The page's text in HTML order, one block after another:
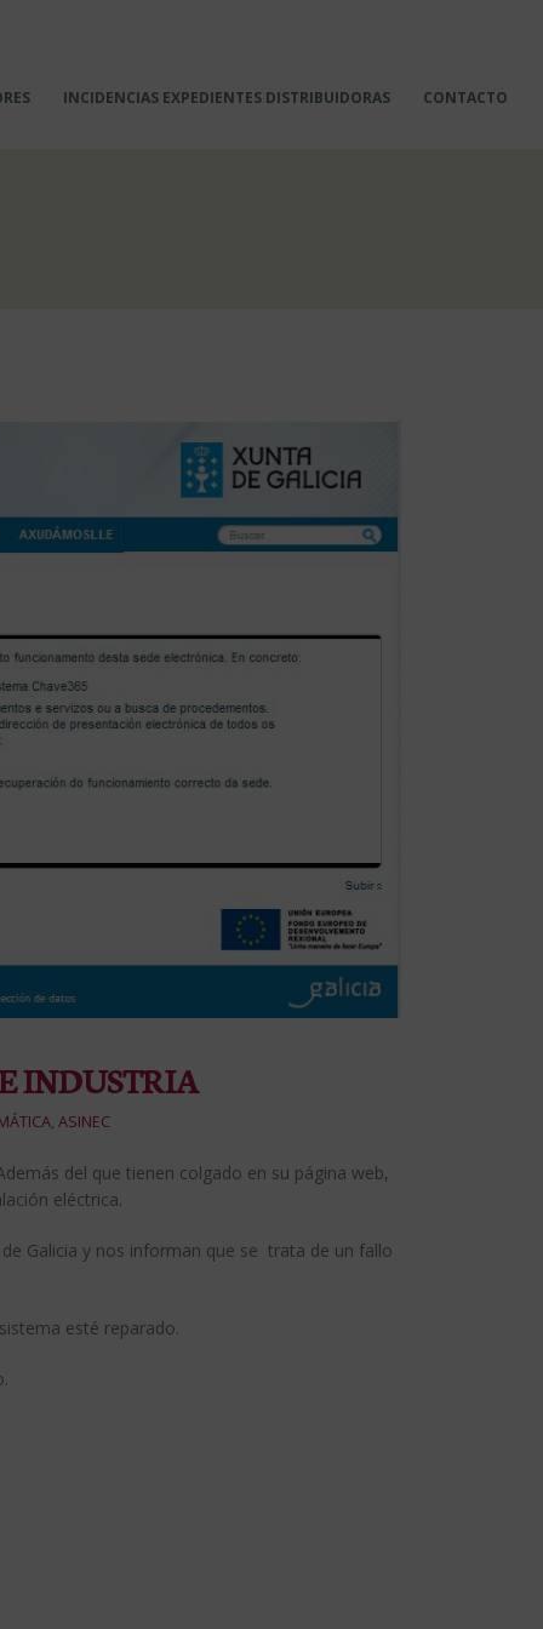
INCIDENCIAS EXPEDIENTES DISTRIBUIDORAS CONTACTO
INDUSTRIA
, ASINEC
del que tienen colgado en su página web,
eléctrica.
Galicia y nos informan que se trata de un fallo
esté reparado.